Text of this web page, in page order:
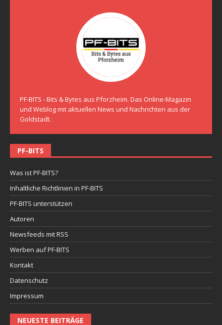
PF-BITS - Bits & Bytes aus Pforzheim. Das Online-Magazin
und Weblog mit aktuellen News und Nachrichten aus der
Goldstadt.
PF-BITS
Was ist PF-BITS?
Inhaltliche Richtlinien in PF-BITS
PF-BITS unterstützen
Autoren
Newsfeeds mit RSS
Werben auf PF-BITS
Kontakt
Datenschutz
Impressum
NEUESTE BEITRÄGE